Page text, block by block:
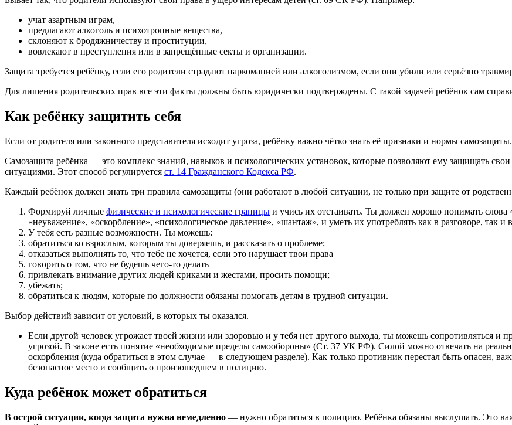
учат азартным играм,
предлагают алкоголь и психотропные вещества,
склоняют к бродяжничеству и проституции,
вовлекают в преступления или в запрещённые секты и организации.
Защита требуется ребёнку, если его родители страдают наркоманией или алкоголизмом, если они убили или серьёзно
Для лишения родительских прав все эти факты должны быть юридически подтверждены. С такой задачей ребёнок сам
Как ребёнку защитить себя
Если от родителя или законного представителя исходит угроза, ребёнку важно чётко знать её признаки и нормы самозащиты.
Самозащита ребёнка — это комплекс знаний, навыков и психологических установок, которые позволяют ему защищать
ситуациями. Этот способ регулируется ст. 14 Гражданского Кодекса РФ.
Каждый ребёнок должен знать три правила самозащиты (они работают в любой ситуации, не только при защите от
Формируй личные физические и психологические границы и учись их отстаивать. Ты должен хорошо понимать
«неуважение», «оскорбление», «психологическое давление», «шантаж», и уметь их употреблять как в разговоре, так
У тебя есть разные возможности. Ты можешь:
обратиться ко взрослым, которым ты доверяешь, и рассказать о проблеме;
отказаться выполнять то, что тебе не хочется, если это нарушает твои права
говорить о том, что не будешь чего-то делать
привлекать внимание других людей криками и жестами, просить помощи;
убежать;
обратиться к людям, которые по должности обязаны помогать детям в трудной ситуации.
Выбор действий зависит от условий, в которых ты оказался.
Если другой человек угрожает твоей жизни или здоровью и у тебя нет другого выхода, ты можешь сопротивляться и
угрозой. В законе есть понятие «необходимые пределы самообороны» (Ст. 37 УК РФ). Силой можно отвечать на
оскорбления (куда обратиться в этом случае — в следующем разделе). Как только противник перестал быть опасен,
безопасное место и сообщить о произошедшем в полицию.
Куда ребёнок может обратиться
В острой ситуации, когда защита нужна немедленно — нужно обратиться в полицию. Ребёнка обязаны выслушать. Это